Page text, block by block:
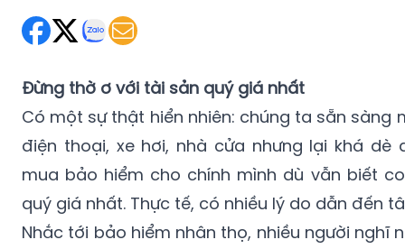
Đừng thờ ơ với tài sản quý giá nhất
Có một sự thật hiển nhiên: chúng ta sẵn sàng
điện thoại, xe hơi, nhà cửa nhưng lại khá dè
mua bảo hiểm cho chính mình dù vẫn biết
quý giá nhất. Thực tế, có nhiều lý do dẫn đến
Nhắc tới bảo hiểm nhân thọ, nhiều người nghĩ